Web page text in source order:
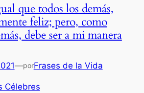
que todos los demás,
feliz; pero, como
debe ser a mi manera
—porFrases de la Vida
Célebres